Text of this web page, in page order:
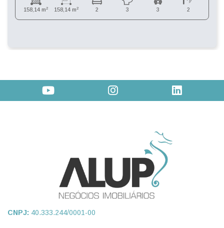
158,14 m2 158,14 m2 2 3 3 2
CNPJ: 40.333.244/0001-00